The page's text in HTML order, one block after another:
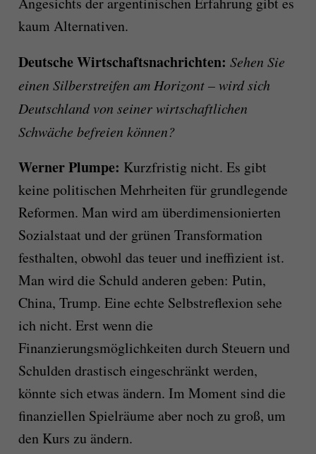
kaum Alternativen.
Deutsche Wirtschaftsnachrichten: Sehen Sie
einen Silberstreifen am Horizont – wird sich
Deutschland von seiner wirtschaftlichen
Schwäche befreien können?
Werner Plumpe: Kurzfristig nicht. Es gibt
keine politischen Mehrheiten für grundlegende
Reformen. Man wird am überdimensionierten
Sozialstaat und der grünen Transformation
festhalten, obwohl das teuer und ineffizient ist.
Man wird die Schuld anderen geben: Putin,
China, Trump. Eine echte Selbstreflexion sehe
ich nicht. Erst wenn die
Finanzierungsmöglichkeiten durch Steuern und
Schulden drastisch eingeschränkt werden,
könnte sich etwas ändern. Im Moment sind die
finanziellen Spielräume aber noch zu groß, um
den Kurs zu ändern.